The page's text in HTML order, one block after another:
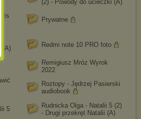
(2) - Powody do ucieczki (A)
Prywatne
(A)
Redmi note 10 PRO foto
Remigiusz Mróz Wyrok
2022
Roztopy - Jędrzej Pasierski
audiobook
5
Rudnicka Olga - Natalii 5 (2)
- Drugi przekręt Natalii (A)